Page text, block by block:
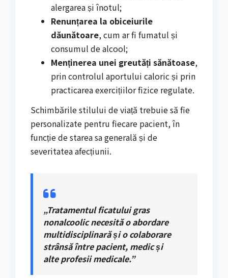
alergarea și înotul;
Renunțarea la obiceiurile
dăunătoare, cum ar fi fumatul și
consumul de alcool;
Menținerea unei greutăți sănătoase,
prin controlul aportului caloric și prin
practicarea exercițiilor fizice regulate.
Schimbările stilului de viață trebuie să fie
personalizate pentru fiecare pacient, în
funcție de starea sa generală și de
severitatea afecțiunii.
„Tratamentul ficatului gras
nonalcoolic necesită o abordare
multidisciplinară și o colaborare
strânsă între pacient, medic și
alte profesii medicale.”